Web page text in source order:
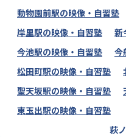
動物園前駅の映像・自習塾
岸里駅の映像・自習塾
新
今池駅の映像・自習塾
今
松田町駅の映像・自習塾
聖天坂駅の映像・自習塾
東玉出駅の映像・自習塾
萩